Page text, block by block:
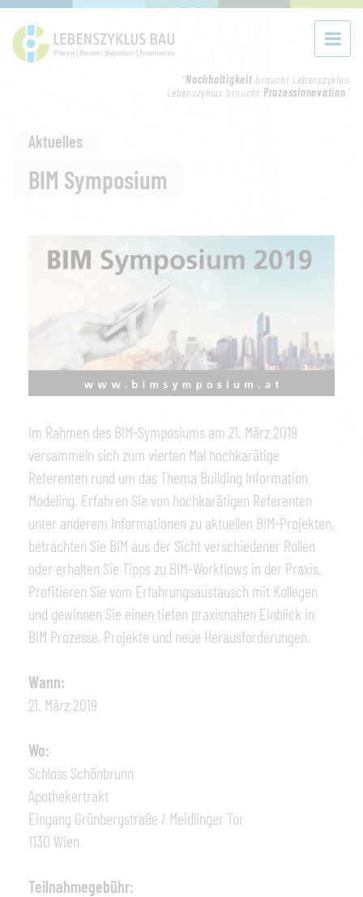
"Nachhaltigkeit braucht Lebenszyklus.
Lebenszyklus braucht Prozessinnovation."
Aktuelles
BIM Symposium
Im Rahmen des BIM-Symposiums am 21. März 2019
versammeln sich zum vierten Mal hochkarätige
Referenten rund um das Thema Building Information
Modeling. Erfahren Sie von hochkarätigen Referenten
unter anderem Informationen zu aktuellen BIM-Projekten,
betrachten Sie BIM aus der Sicht verschiedener Rollen
oder erhalten Sie Tipps zu BIM-Workflows in der Praxis.
Profitieren Sie vom Erfahrungsaustausch mit Kollegen
und gewinnen Sie einen tiefen praxisnahen Einblick in
BIM Prozesse, Projekte und neue Herausforderungen.
Wann:
21. März 2019
Wo:
Schloss Schönbrunn
Apothekertrakt
Eingang Grünbergstraße / Meidlinger Tor
1130 Wien
Teilnahmegebühr: